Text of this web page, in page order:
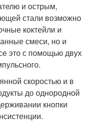
и острым,
стали возможно
коктейли и
смеси, но и
это с помощью двух
скоростью и в
до однородной
кнопки